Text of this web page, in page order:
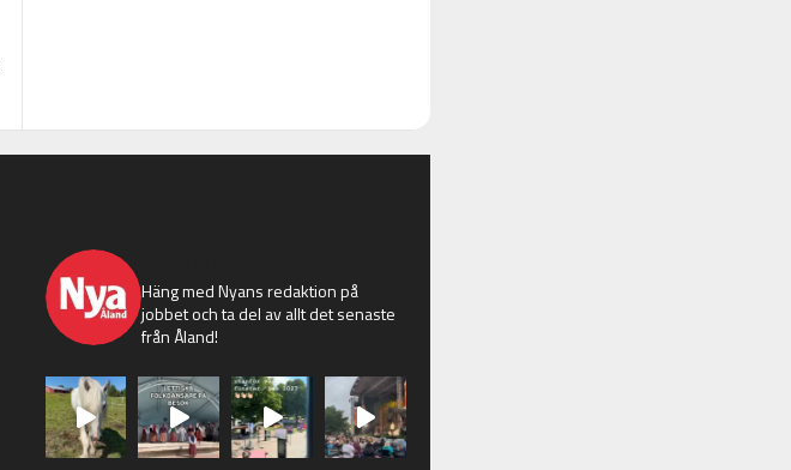
Häng med Nyans redaktion på
jobbet och ta del av allt det senaste
från Åland!